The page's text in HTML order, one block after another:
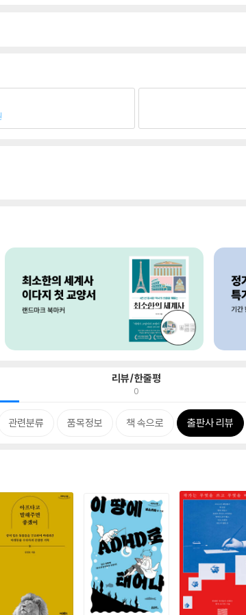
리뷰/한줄평
0
관련분류 품목정보 책 속으로 출판사 리뷰